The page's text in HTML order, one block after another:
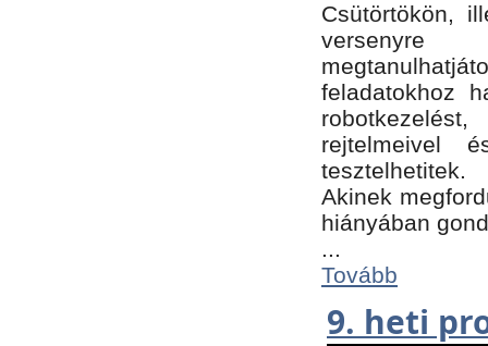
Csütörtökön,
versenyre
feladatokhoz
rejtelmeivel
tesztelhetitek.
Akinek
hiányában
...
Tovább
9. heti